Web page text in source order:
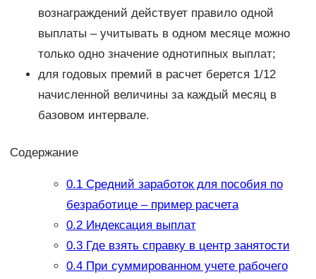
вознаграждений действует правило одной
выплаты – учитывать в одном месяце можно
только одно значение однотипных выплат;
для годовых премий в расчет берется 1/12
начисленной величины за каждый месяц в
базовом интервале.
Содержание
0.1Средний заработок для пособия по
безработице – пример расчета
0.2Индексация выплат
0.3Где взять справку в центр занятости
0.4При суммированном учете рабочего